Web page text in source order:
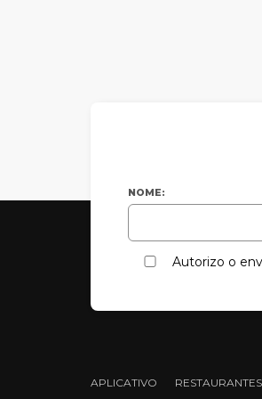
NOME:
Autorizo o
APLICATIVO RESTAURANTES